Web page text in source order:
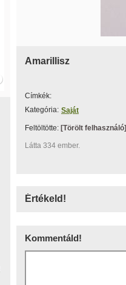
Amarillisz
Címkék:
Kategória: Saját
Feltöltötte: [Törölt felhasználó]
Látta 334 ember.
Értékeld!
Kommentáld!